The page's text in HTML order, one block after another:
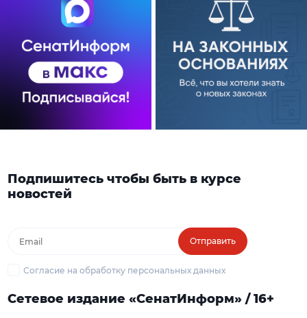
Подпишитесь чтобы быть в курсе
новостей
Отправить
Согласие на обработку персональных данных
Сетевое издание «СенатИнформ» / 16+